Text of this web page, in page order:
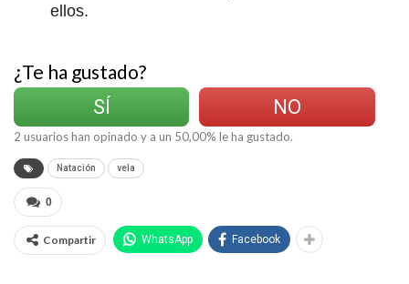
ellos.
¿Te ha gustado?
SÍ
NO
2 usuarios han opinado y a un 50,00% le ha gustado.
Natación vela
0
Compartir WhatsApp Facebook